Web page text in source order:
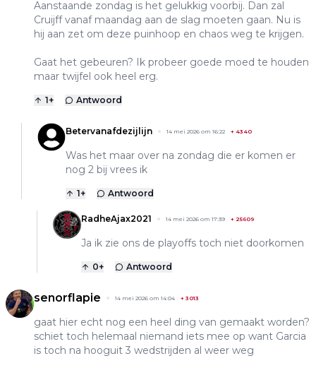
Aanstaande zondag is het gelukkig voorbij. Dan zal
Cruijff vanaf maandag aan de slag moeten gaan. Nu is
hij aan zet om deze puinhoop en chaos weg te krijgen.
Gaat het gebeuren? Ik probeer goede moed te houden
maar twijfel ook heel erg.
1+ Antwoord
Betervanafdezijlijn 14 mei 2026 om 16:22 + 4340
Was het maar over na zondag die er komen er
nog 2 bij vrees ik
1+ Antwoord
RadheAjax2021 14 mei 2026 om 17:39 + 25609
Ja ik zie ons de playoffs toch niet doorkomen
0+ Antwoord
senorflapie 14 mei 2026 om 14:04 + 3013
gaat hier echt nog een heel ding van gemaakt worden?
schiet toch helemaal niemand iets mee op want Garcia
is toch na hooguit 3 wedstrijden al weer weg